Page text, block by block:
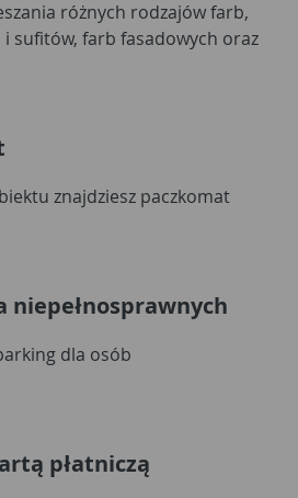
różnych rodzajów farb,
sufitów, farb fasadowych oraz
znajdziesz paczkomat
niepełnosprawnych
dla osób
płatniczą